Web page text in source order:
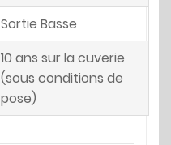
Sortie Basse
10 ans sur la cuverie
(sous conditions de
pose)